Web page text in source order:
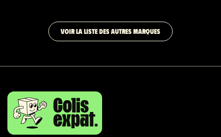
VOIR LA LISTE DES AUTRES MARQUES